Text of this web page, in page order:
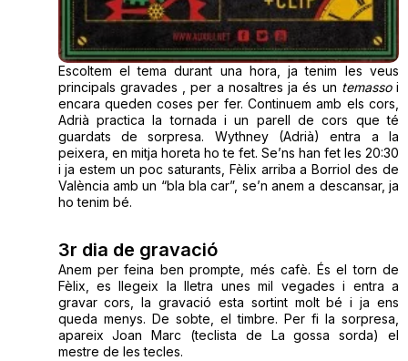
Escoltem el tema durant una hora, ja tenim les veus
principals gravades , per a nosaltres ja és un temassoi
encara queden coses per fer. Continuem amb els cors,
Adrià practica la tornada i un parell de cors que té
guardats de sorpresa. Wythney (Adrià) entra a la
peixera, en mitja horeta ho te fet. Se’ns han fet les 20:30
i ja estem un poc saturants, Fèlix arriba a Borriol des de
València amb un “bla bla car”, se’n anem a descansar, ja
ho tenim bé.
3r dia de gravació
Anem per feina ben prompte, més cafè. És el torn de
Fèlix, es llegeix la lletra unes mil vegades i entra a
gravar cors, la gravació esta sortint molt bé i ja ens
queda menys. De sobte, el timbre. Per fi la sorpresa,
apareix Joan Marc (teclista de La gossa sorda) el
mestre de les tecles.